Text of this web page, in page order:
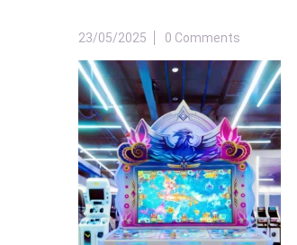
23/05/2025 0 Comments